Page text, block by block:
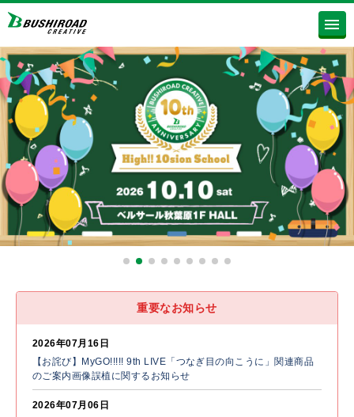
重要なお知らせ
2026年07月16日
【お詫び】MyGO!!!!! 9th LIVE「つなぎ目の向こうに」関連商品
のご案内画像誤植に関するお知らせ
2026年07月06日